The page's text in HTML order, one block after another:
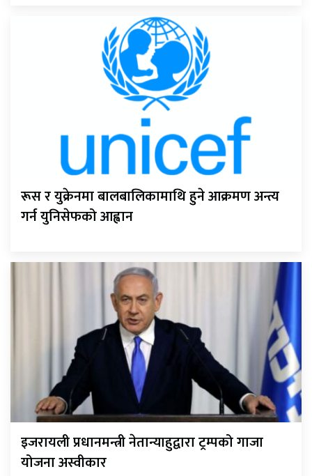
रूस र युक्रेनमा बालबालिकामाथि हुने आक्रमण अन्त्य
गर्न युनिसेफको आह्वान
इजरायली प्रधानमन्त्री नेतान्याहुद्वारा ट्रम्पको गाजा
योजना अस्वीकार